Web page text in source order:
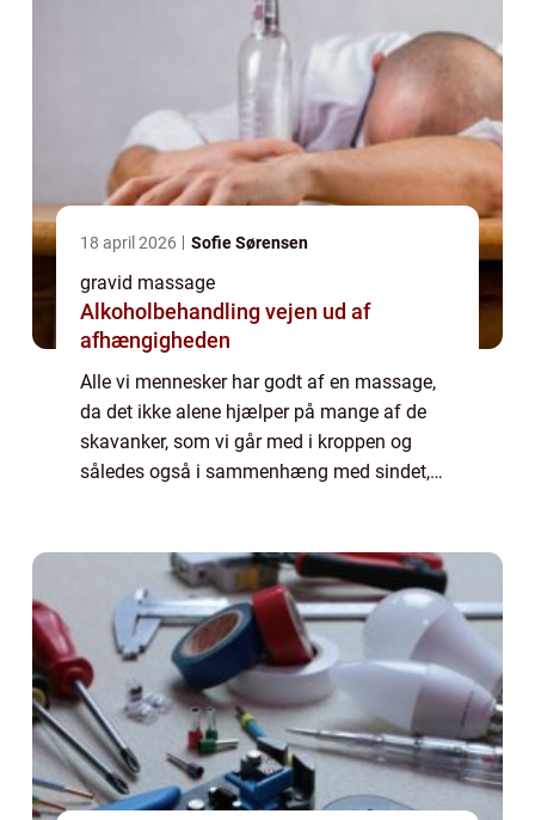
18 april 2026 Sofie Sørensen
gravid massage
Alkoholbehandling vejen ud af
afhængigheden
Alle vi mennesker har godt af en massage,
da det ikke alene hjælper på mange af de
skavanker, som vi går med i kroppen og
således også i sammenhæng med sindet,